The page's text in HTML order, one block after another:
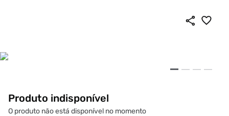
Produto indisponível
O produto não está disponível no momento